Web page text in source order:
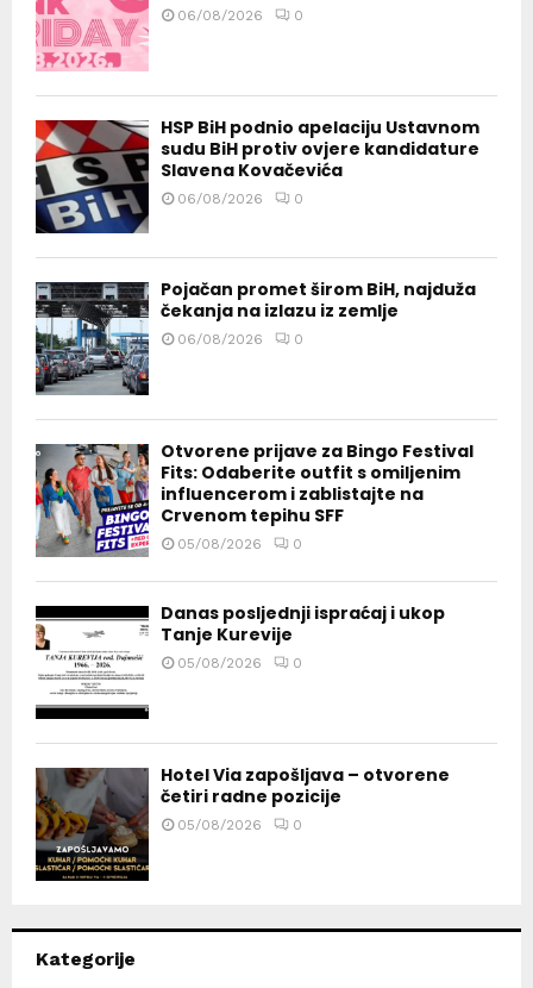
06/08/2026 0
HSP BiH podnio apelaciju Ustavnom
sudu BiH protiv ovjere kandidature
Slavena Kovačevića
06/08/2026 0
Pojačan promet širom BiH, najduža
čekanja na izlazu iz zemlje
06/08/2026 0
Otvorene prijave za Bingo Festival
Fits: Odaberite outfit s omiljenim
influencerom i zablistajte na
Crvenom tepihu SFF
05/08/2026 0
Danas posljednji ispraćaj i ukop
Tanje Kurevije
05/08/2026 0
Hotel Via zapošljava – otvorene
četiri radne pozicije
05/08/2026 0
Kategorije